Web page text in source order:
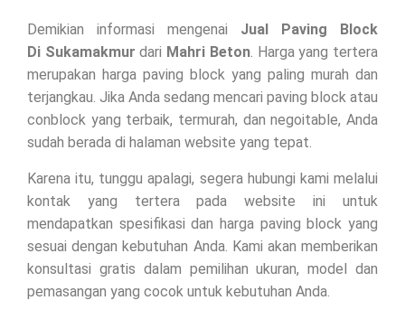
Demikian informasi mengenai Jual Paving Block
Di Sukamakmurdari Mahri Beton. Harga yang tertera
merupakan harga paving block yang paling murah dan
terjangkau. Jika Anda sedang mencari paving block atau
conblock yang terbaik, termurah, dan negoitable, Anda
sudah berada di halaman website yang tepat.
Karena itu, tunggu apalagi, segera hubungi kami melalui
kontak yang tertera pada website ini untuk
mendapatkan spesifikasi dan harga paving block yang
sesuai dengan kebutuhan Anda. Kami akan memberikan
konsultasi gratis dalam pemilihan ukuran, model dan
pemasangan yang cocok untuk kebutuhan Anda.